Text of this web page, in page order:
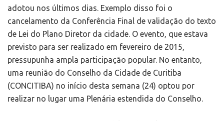
adotou nos últimos dias. Exemplo disso foi o
cancelamento da Conferência Final de validação do texto
de Lei do Plano Diretor da cidade. O evento, que estava
previsto para ser realizado em fevereiro de 2015,
pressupunha ampla participação popular. No entanto,
uma reunião do Conselho da Cidade de Curitiba
(CONCITIBA) no início desta semana (24) optou por
realizar no lugar uma Plenária estendida do Conselho.